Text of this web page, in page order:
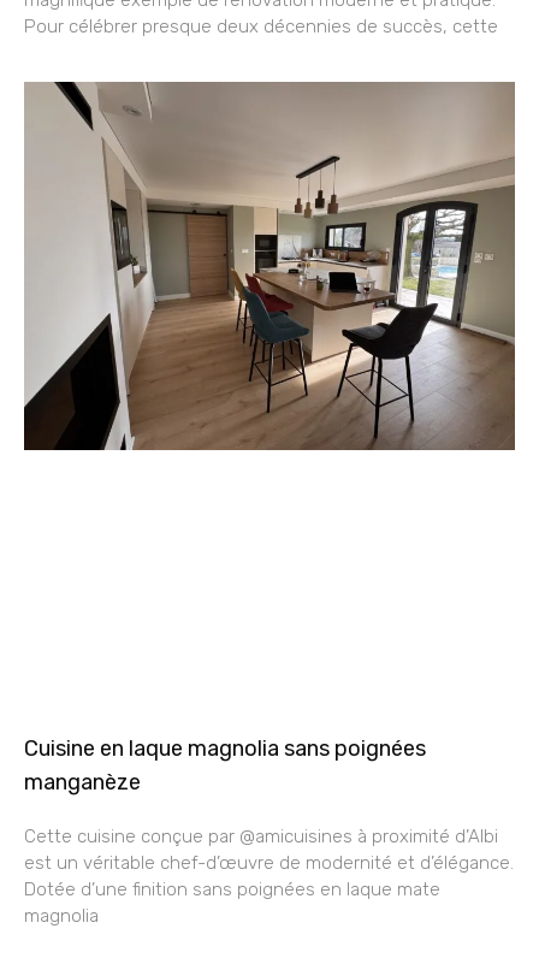
Pour célébrer presque deux décennies de succès, cette
Cuisine en laque magnolia sans poignées
manganèze
Cette cuisine conçue par @amicuisines à proximité d’Albi
est un véritable chef-d’œuvre de modernité et d’élégance.
Dotée d’une finition sans poignées en laque mate
magnolia